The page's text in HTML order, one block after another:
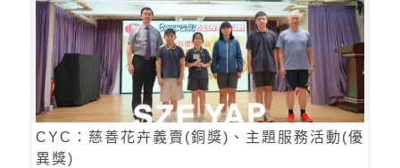
CYC：慈善花卉義賣(銅獎)、主題服務活動(優
異獎)